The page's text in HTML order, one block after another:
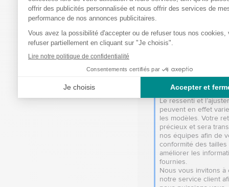
Nous sommes
d’apprendre que ces
satisfaction, tant au
la facilité d’utilisation
d’autant plus si
produits de la même
vous conviennent
parfaitement.
Le ressenti et
peuvent en effet
les modèles. Votre
précieux et sera
nos équipes afin de
conformité des tailles
améliorer les
fournies.
Nous vous invitons à
notre service client